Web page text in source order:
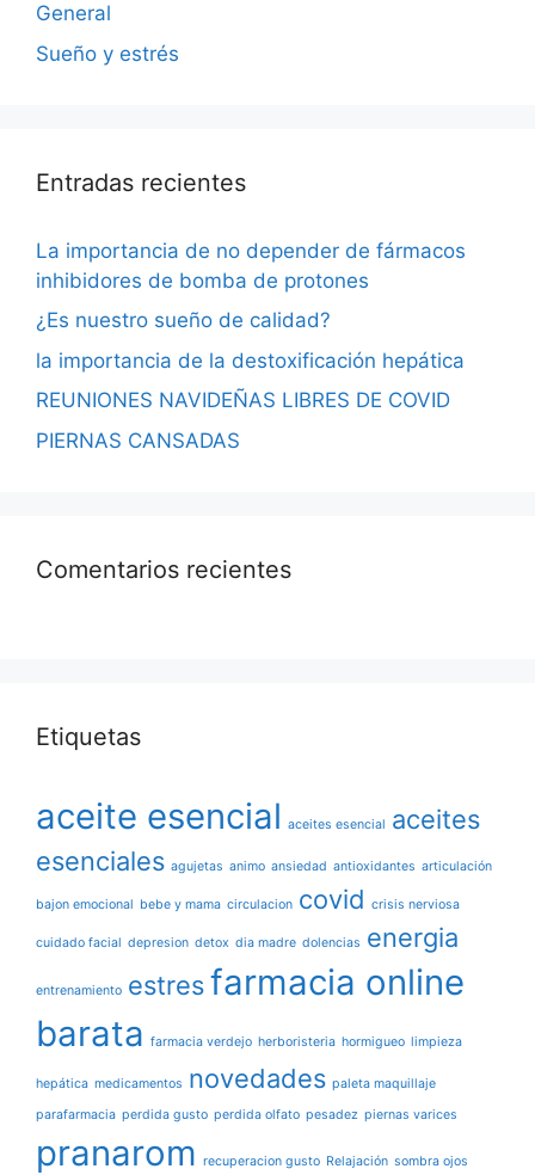
General
Sueño y estrés
Entradas recientes
La importancia de no depender de fármacos
inhibidores de bomba de protones
¿Es nuestro sueño de calidad?
la importancia de la destoxificación hepática
REUNIONES NAVIDEÑAS LIBRES DE COVID
PIERNAS CANSADAS
Comentarios recientes
Etiquetas
aceite esencial aceites esencial aceites
esenciales agujetas animo ansiedad antioxidantes articulación
bajon emocional bebe y mama circulacion covid crisis nerviosa
cuidado facial depresion detox dia madre dolencias energia
entrenamiento estresfarmacia online
barata farmacia verdejo herboristeria hormigueo limpieza
hepática medicamentos novedades paleta maquillaje
parafarmacia perdida gusto perdida olfato pesadez piernas varices
pranarom recuperacion gusto Relajación sombra ojos